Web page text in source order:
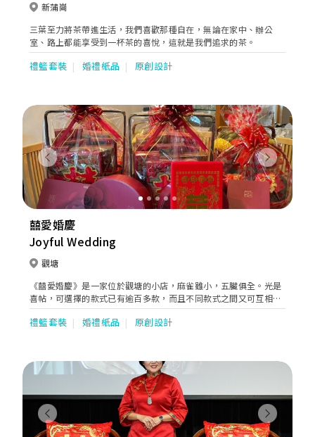
新蒲崗
三葉至力將茶帶進生活，我們喜歡那種自在，無論在家中、辦公
室、路上都能享受到一杯茶的喜悅，這就是我們追求的茶。
禮籃套裝 婚禮紙品 原創設計
Previous Next
囍愛婚慶
Joyful Wedding
觀塘
《囍愛婚慶》是一家位於觀塘的小店，麻雀雖小，五臟俱全。光是
喜帖，可選擇的款式已有逾百多款，而且不同款式之間又可互相組
合，而且價錢合理。 除了一般市面上隨處可見的款式，《囍愛婚
慶》亦提供近年流行的有趣款式，如模仿演唱會門票或登機証，更
巨型信用卡等，一應俱全。 《囍愛婚慶》亦有如一家出售婚禮用品
的士多，過大禮、上頭用品和禮炮等等亦可在店內購得，為不少因
喜悅而遺忘細節的準新人提供便利。
禮籃套裝 婚禮紙品 原創設計
Previous Next